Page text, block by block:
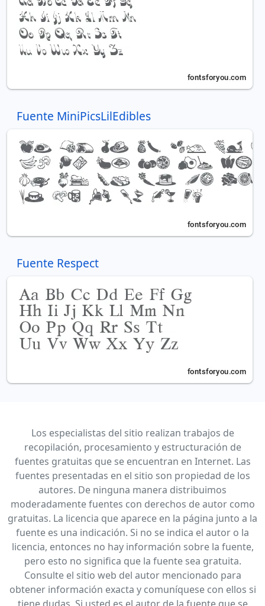
Fuente MiniPicsLilEdibles
Fuente Respect
Los especialistas del sitio realizan trabajos de
recopilación, procesamiento y estructuración de
fuentes gratuitas que se encuentran en Internet. Las
fuentes presentadas en el sitio son propiedad de los
autores. De ninguna manera distribuimos
moderadamente fuentes con derechos de autor como
gratuitas. La licencia que aparece en la página junto a la
fuente es una indicación. Si no se indica el autor o la
licencia, entonces no hay información sobre la fuente,
pero esto no significa que la fuente sea gratuita.
Consulte el sitio web del autor mencionado para
obtener información exacta y comuníquese con ellos si